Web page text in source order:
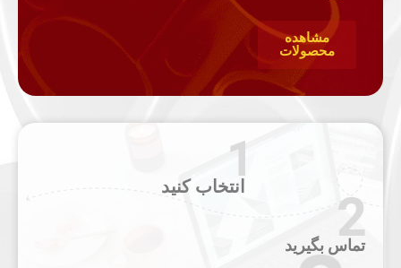
مشاهده
محصولات
انتخاب کنید
تماس بگیرید